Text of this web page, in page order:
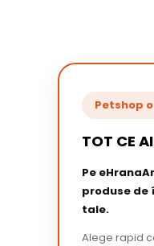
Petshop
TOT CE
Pe
produse de
tale.
Alege rapid